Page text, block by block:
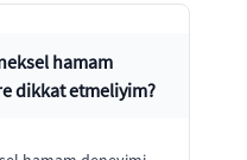
hamam
dikkat etmeliyim?